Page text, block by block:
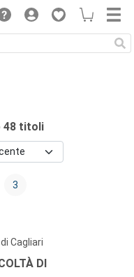
48 titoli
3
Cagliari
DI